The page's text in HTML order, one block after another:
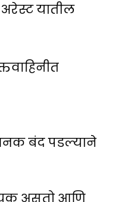
यातील
बंद पडल्याने
असतो आणि